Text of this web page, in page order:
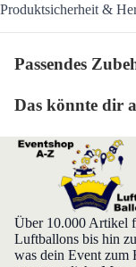
Produktsicherheit &
Passendes
Das könnte dir
Über 10.000 Artikel
Luftballons bis hin
was dein Event zum